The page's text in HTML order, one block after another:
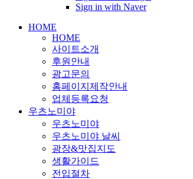
Sign in with Naver
HOME
HOME
사이트소개
후원안내
광고문의
홈페이지제작안내
업체등록요청
우츠노미야
우츠노미야
우츠노미야 날씨
광장&맛집지도
생활가이드
전입절차